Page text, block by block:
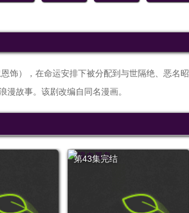
饰），在命运安排下被分配到与世隔绝、恶名昭
漫故事。该剧改编自同名漫画。
第43集完结